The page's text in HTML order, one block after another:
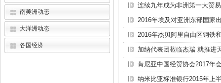
南美洲动态
大洋洲动态
各国经济
连续九年成为非洲第一大贸
2016年埃及对亚洲东部国家
2016年杰贝阿里自由区钢铁
加纳代表团莅临杰瑞 就推进
肯尼亚中国经贸协会2017年
纳米比亚标准银行2015年上